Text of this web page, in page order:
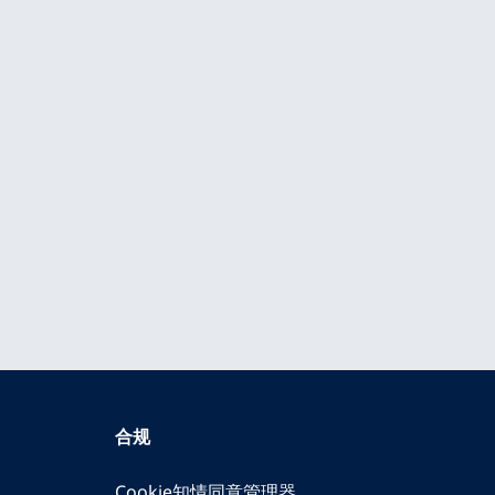
合规